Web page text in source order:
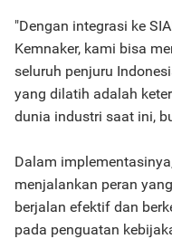
"Dengan integrasi ke
Kemnaker, kami bisa
seluruh penjuru
yang dilatih adalah
dunia industri saat ini,
Dalam
menjalankan peran
berjalan efektif dan
pada penguatan